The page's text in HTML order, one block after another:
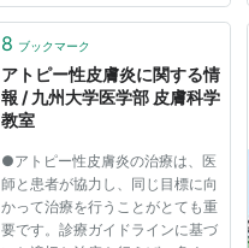
8 ブックマーク
アトピー性皮膚炎に関する情
報 / 九州大学医学部 皮膚科学
教室
●アトピー性皮膚炎の治療は、医
師と患者が協力し、同じ目標に向
かって治療を行うことがとても重
要です。診療ガイドラインに基づ